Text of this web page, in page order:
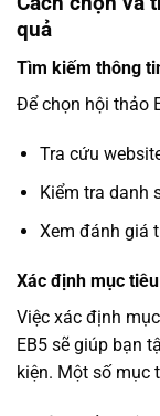
quả
Tìm kiếm thông
Để chọn hội thảo
Tra cứu
Kiểm tra danh
Xem đánh giá
Xác định mục
Việc xác định
EB5 sẽ giúp bạn
kiện. Một số mục